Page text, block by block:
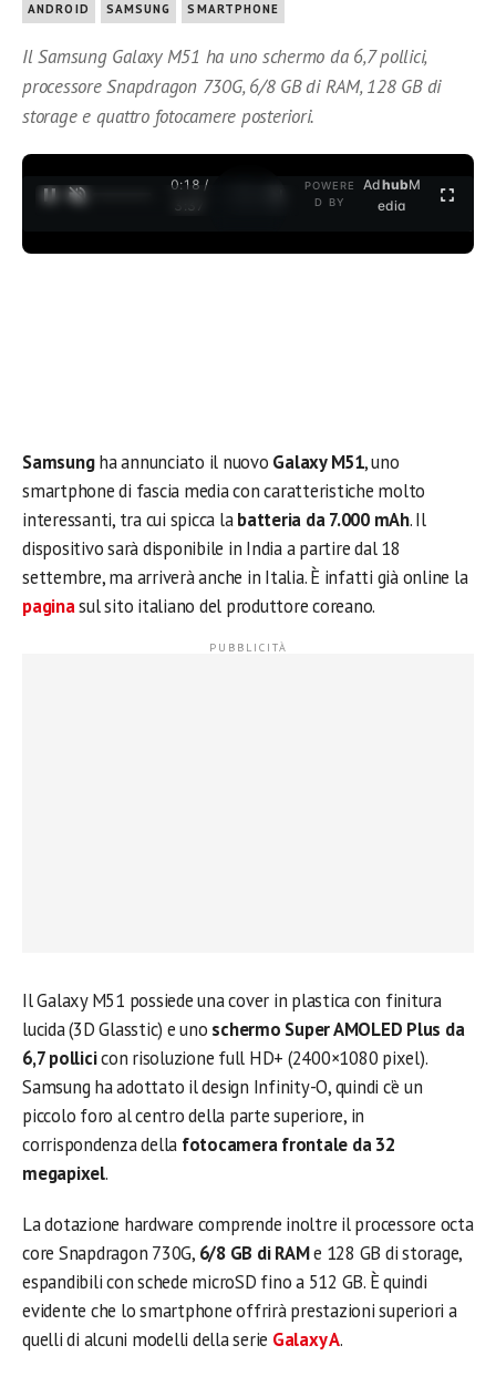
ANDROID SAMSUNG SMARTPHONE
Il Samsung Galaxy M51 ha uno schermo da 6,7 pollici,
processore Snapdragon 730G, 6/8 GB di RAM, 128 GB di
storage e quattro fotocamere posteriori.
0:19 /
3:37
POWERE
D BY
AdhubM
edia
Samsungha annunciato il nuovo Galaxy M51, uno
smartphone di fascia media con caratteristiche molto
interessanti, tra cui spicca labatteria da 7.000 mAh. Il
dispositivo sarà disponibile in India a partire dal 18
settembre, ma arriverà anche in Italia. È infatti già online la
paginasul sito italiano del produttore coreano.
Il Galaxy M51 possiede una cover in plastica con finitura
lucida (3D Glasstic) e uno schermo Super AMOLED Plus da
6,7 pollicicon risoluzione full HD+ (2400×1080 pixel).
Samsung ha adottato il design Infinity-O, quindi c’è un
piccolo foro al centro della parte superiore, in
corrispondenza della fotocamera frontale da 32
megapixel.
La dotazione hardware comprende inoltre il processore octa
core Snapdragon 730G, 6/8 GB di RAMe 128 GB di storage,
espandibili con schede microSD fino a 512 GB. È quindi
evidente che lo smartphone offrirà prestazioni superiori a
quelli di alcuni modelli della serie Galaxy A.